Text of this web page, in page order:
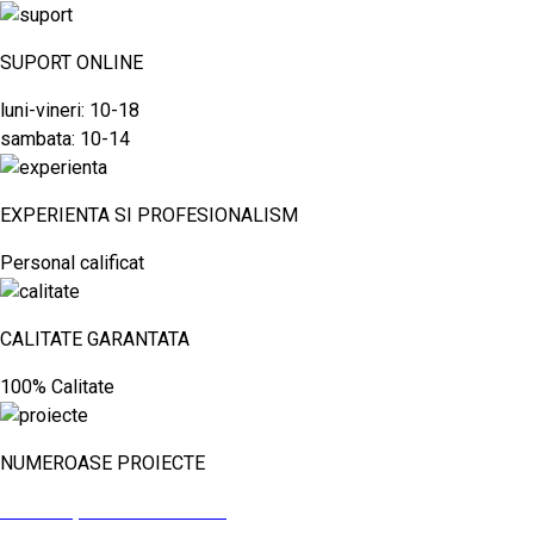
SUPORT ONLINE
luni-vineri: 10-18
sambata: 10-14
EXPERIENTA SI PROFESIONALISM
Personal calificat
CALITATE GARANTATA
100% Calitate
NUMEROASE PROIECTE